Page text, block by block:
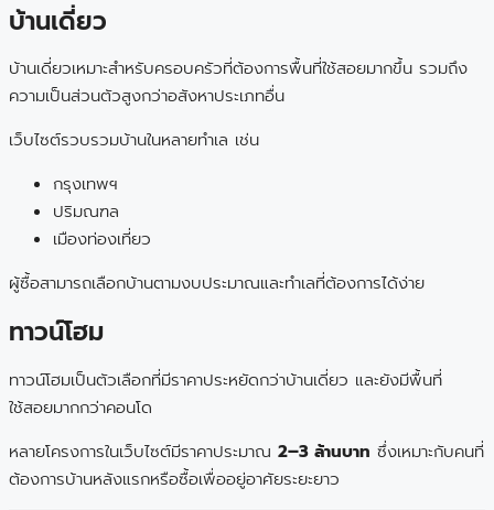
บ้านเดี่ยว
บ้านเดี่ยวเหมาะสำหรับครอบครัวที่ต้องการพื้นที่ใช้สอยมากขึ้น รวมถึง
ความเป็นส่วนตัวสูงกว่าอสังหาประเภทอื่น
เว็บไซต์รวบรวมบ้านในหลายทำเล เช่น
กรุงเทพฯ
ปริมณฑล
เมืองท่องเที่ยว
ผู้ซื้อสามารถเลือกบ้านตามงบประมาณและทำเลที่ต้องการได้ง่าย
ทาวน์โฮม
ทาวน์โฮมเป็นตัวเลือกที่มีราคาประหยัดกว่าบ้านเดี่ยว และยังมีพื้นที่
ใช้สอยมากกว่าคอนโด
หลายโครงการในเว็บไซต์มีราคาประมาณ 2–3 ล้านบาท ซึ่งเหมาะกับคนที่
ต้องการบ้านหลังแรกหรือซื้อเพื่ออยู่อาศัยระยะยาว